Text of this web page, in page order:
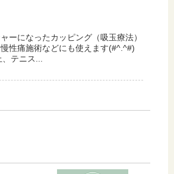
ーになったカッピング（吸玉療法）
性痛施術などにも使えます(#^.^#)
テニス...